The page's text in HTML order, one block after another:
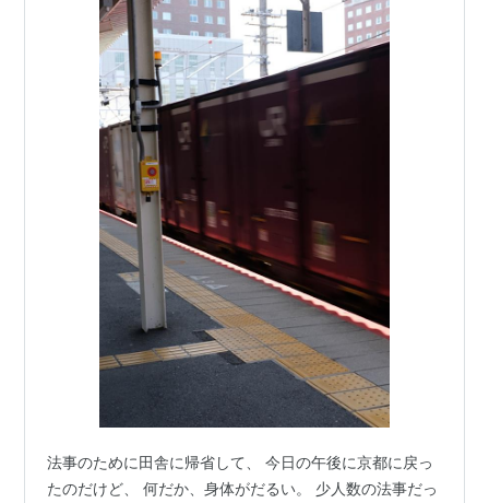
法事のために田舎に帰省して、 今日の午後に京都に戻っ
たのだけど、 何だか、身体がだるい。 少人数の法事だっ